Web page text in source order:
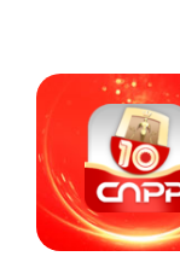
察，降
业可能
题、代
理/投资